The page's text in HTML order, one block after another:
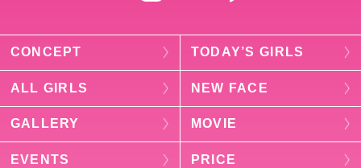
CONCEPT TODAY’S GIRLS
ALL GIRLS NEW FACE
GALLERY MOVIE
EVENTS PRICE